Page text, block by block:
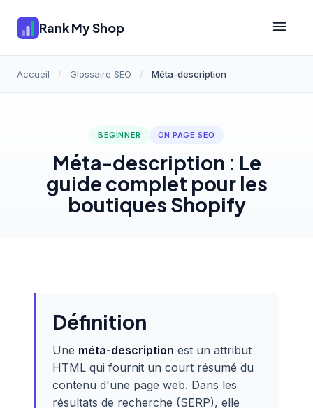
Rank My Shop
Accueil / Glossaire SEO / Méta-description
BEGINNER ON PAGE SEO
Méta-description : Le
guide complet pour les
boutiques Shopify
Définition
Une méta-description est un attribut
HTML qui fournit un court résumé du
contenu d'une page web. Dans les
résultats de recherche (SERP), elle